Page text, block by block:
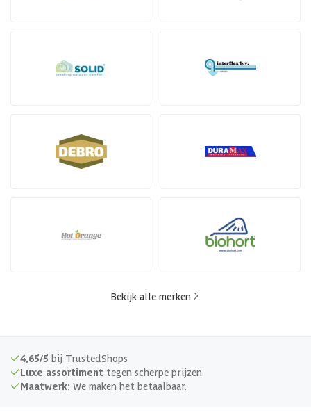
Bekijk alle merken
4,65/5 bij TrustedShops
Luxe assortiment tegen scherpe prijzen
Maatwerk: We maken het betaalbaar.